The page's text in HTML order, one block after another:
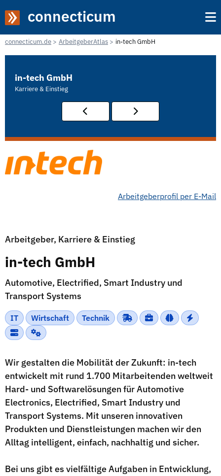
connecticum
connecticum.de ArbeitgeberAtlas in-tech GmbH
in-tech GmbH
Karriere & Einstieg
Arbeitgeberprofil per E-Mail
Arbeitgeber, Karriere & Einstieg
in-tech GmbH
Automotive, Electrified, Smart Industry und
Transport Systems
IT Wirtschaft Technik
Wir gestalten die Mobilität der Zukunft: in-tech
entwickelt mit rund 1.700 Mitarbeitenden weltweit
Hard- und Softwarelösungen für Automotive
Electronics, Electrified, Smart Industry und
Transport Systems. Mit unseren innovativen
Produkten und Dienstleistungen machen wir den
Alltag intelligent, einfach, nachhaltig und sicher.
Bei uns gibt es vielfältige Aufgaben in Entwicklung,